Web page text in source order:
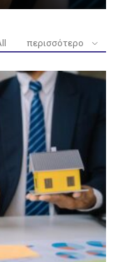
περισσότερο